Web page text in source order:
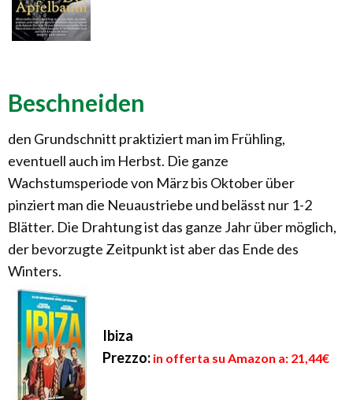
Beschneiden
den Grundschnitt praktiziert man im Frühling,
eventuell auch im Herbst. Die ganze
Wachstumsperiode von März bis Oktober über
pinziert man die Neuaustriebe und belässt nur 1-2
Blätter. Die Drahtung ist das ganze Jahr über möglich,
der bevorzugte Zeitpunkt ist aber das Ende des
Winters.
Ibiza
Prezzo: in offerta su Amazon a: 21,44€